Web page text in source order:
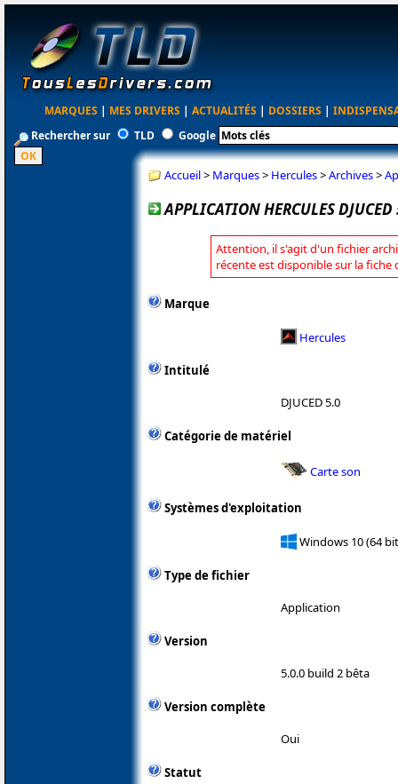
MARQUES | MES DRIVERS | ACTUALITÉS | DOSSIERS |
Rechercher sur
TLD Google
Accueil> Marques> Hercules>Archives>
APPLICATION HERCULES
Attention, il s'agit d'un fichier
récente est disponible sur la fiche
Marque
Hercules
Intitulé
DJUCED 5.0
Catégorie de matériel
Carte son
Systèmes d'exploitation
Windows 10 (64
Type de fichier
Application
Version
5.0.0 build 2 bêta
Version complète
Oui
Statut